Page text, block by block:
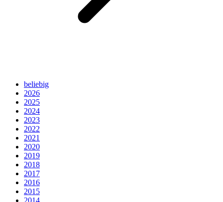
beliebig
2026
2025
2024
2023
2022
2021
2020
2019
2018
2017
2016
2015